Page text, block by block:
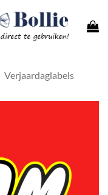
Verjaardaglabels